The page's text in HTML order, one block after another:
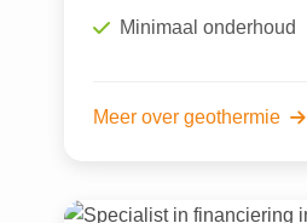
Minimaal onderhoud
Meer over geothermie